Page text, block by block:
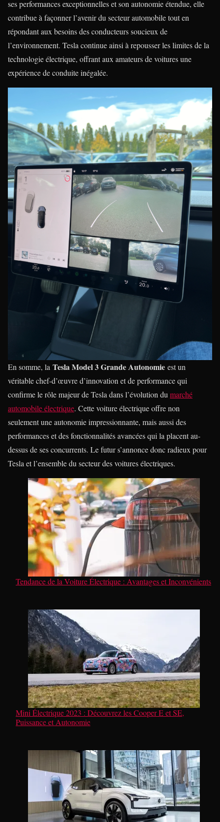
ses performances exceptionnelles et son autonomie étendue, elle
contribue à façonner l’avenir du secteur automobile tout en
répondant aux besoins des conducteurs soucieux de
l’environnement. Tesla continue ainsi à repousser les limites de la
technologie électrique, offrant aux amateurs de voitures une
expérience de conduite inégalée.
En somme, la Tesla Model 3 Grande Autonomie est un
véritable chef-d’œuvre d’innovation et de performance qui
confirme le rôle majeur de Tesla dans l’évolution du marché
automobile électrique. Cette voiture électrique offre non
seulement une autonomie impressionnante, mais aussi des
performances et des fonctionnalités avancées qui la placent au-
dessus de ses concurrents. Le futur s’annonce donc radieux pour
Tesla et l’ensemble du secteur des voitures électriques.
Tendance de la Voiture Électrique : Avantages et Inconvénients
Mini Électrique 2023 : Découvrez les Cooper E et SE,
Puissance et Autonomie